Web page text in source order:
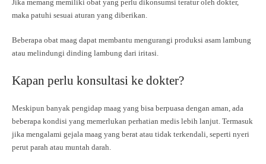
Jika memang memiliki obat yang perlu dikonsumsi teratur oleh dokter,
maka patuhi sesuai aturan yang diberikan.
Beberapa obat maag dapat membantu mengurangi produksi asam lambung
atau melindungi dinding lambung dari iritasi.
Kapan perlu konsultasi ke dokter?
Meskipun banyak pengidap maag yang bisa berpuasa dengan aman, ada
beberapa kondisi yang memerlukan perhatian medis lebih lanjut. Termasuk
jika mengalami gejala maag yang berat atau tidak terkendali, seperti nyeri
perut parah atau muntah darah.